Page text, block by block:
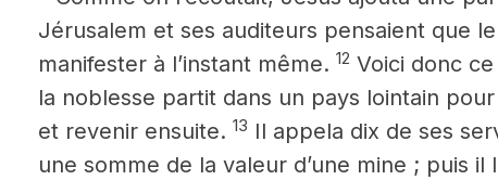
Jérusalem et ses auditeurs pensaient que
manifester à l’instant même. 12 Voici donc
la noblesse partit dans un pays lointain
et revenir ensuite. 13 Il appela dix de ses
une somme de la valeur d’une mine ; puis il